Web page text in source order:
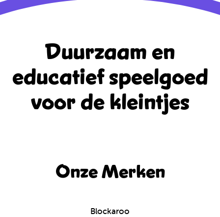
Duurzaam en
educatiefspeelgoed
voor de kleintjes
Onze Merken
Blockaroo